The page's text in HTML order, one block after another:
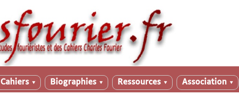
Cahiers ▼ Biographies ▼ Ressources ▼ Association ▼